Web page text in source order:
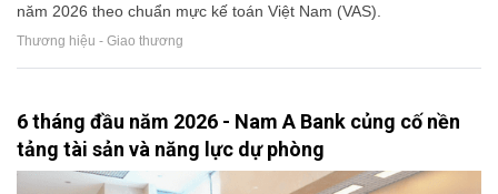
năm 2026 theo chuẩn mực kế toán Việt Nam (VAS).
Thương hiệu - Giao thương
6 tháng đầu năm 2026 - Nam A Bank củng cố nền
tảng tài sản và năng lực dự phòng